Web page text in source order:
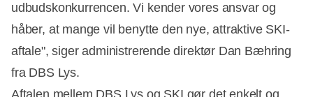
udbudskonkurrencen. Vi kender vores ansvar og
håber, at mange vil benytte den nye, attraktive SKI-
aftale", siger administrerende direktør Dan Bæhring
fra DBS Lys.